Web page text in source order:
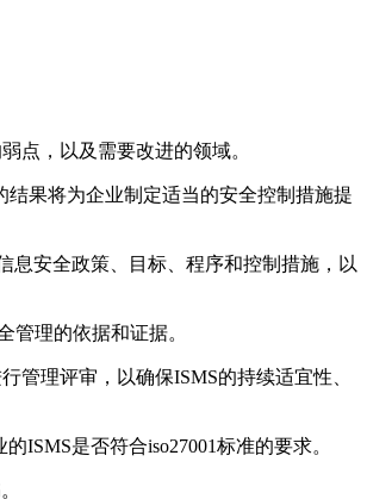
点，以及需要改进的领域。
果将为企业制定适当的安全控制措施提
息安全政策、目标、程序和控制措施，以
理的依据和证据。
管理评审，以确保ISMS的持续适宜性、
ISMS是否符合iso27001标准的要求。